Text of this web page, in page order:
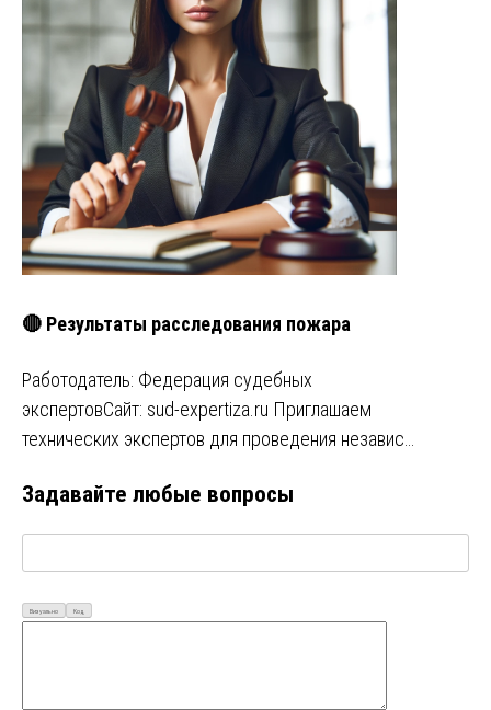
🔴 Результаты расследования пожара
Работодатель: Федерация судебных
экспертовСайт: sud-expertiza.ru Приглашаем
технических экспертов для проведения независ…
Задавайте любые вопросы
Визуально Код